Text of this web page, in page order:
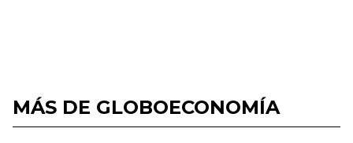
MÁS DE GLOBOECONOMÍA